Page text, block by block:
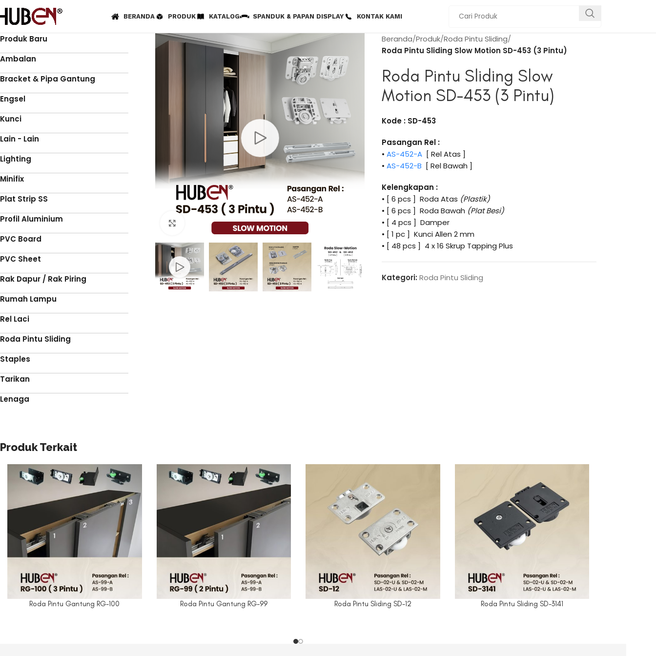
BERANDA PRODUK KATALOG SPANDUK & PAPAN DISPLAY KONTAK KAMI
Produk Baru
Ambalan
Bracket & Pipa Gantung
Engsel
Kunci
Lain - Lain
Lighting
Minifix
Plat Strip SS
Profil Aluminium
PVC Board
PVC Sheet
Rak Dapur / Rak Piring
Rumah Lampu
Rel Laci
Roda Pintu Sliding
Staples
Tarikan
Lenaga
Click to enlarge
Beranda Produk Roda Pintu Sliding
Roda Pintu Sliding Slow Motion SD-453 (3 Pintu)
Roda Pintu Sliding Slow
Motion SD-453 (3 Pintu)
Kode : SD-453
Pasangan Rel :
•AS-452-A [ Rel Atas ]
•AS-452-B [ Rel Bawah ]
Kelengkapan :
• [ 6 pcs ] Roda Atas (Plastik)
• [ 6 pcs ] Roda Bawah (Plat Besi)
• [ 4 pcs ] Damper
• [ 1 pc ] Kunci Allen 2 mm
• [ 48 pcs ] 4 x 16 Skrup Tapping Plus
Kategori: Roda Pintu Sliding
Produk Terkait
Roda Pintu Gantung RG-100 Roda Pintu Gantung RG-99 Roda Pintu Sliding SD-12 Roda Pintu Sliding SD-3141